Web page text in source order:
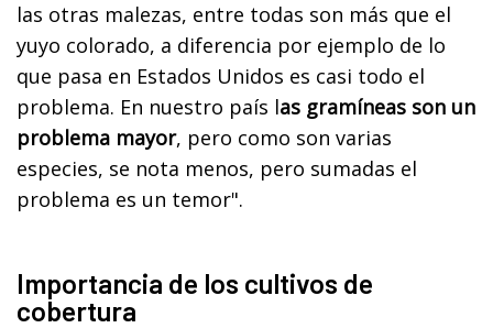
las otras malezas, entre todas son más que el
yuyo colorado, a diferencia por ejemplo de lo
que pasa en Estados Unidos es casi todo el
problema. En nuestro país las gramíneas son un
problema mayor, pero como son varias
especies, se nota menos, pero sumadas el
problema es un temor".
Importancia de los cultivos de
cobertura